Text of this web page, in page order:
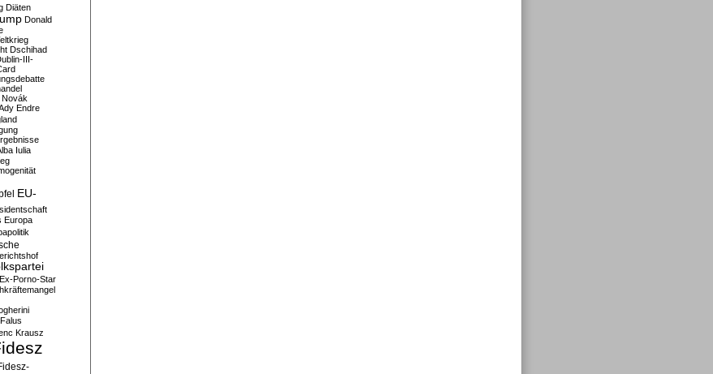
Diäten
Donald
Dschihad
III-
Novák
Endre
Iulia
EU-
Europa
Ex-Porno-Star
Krausz